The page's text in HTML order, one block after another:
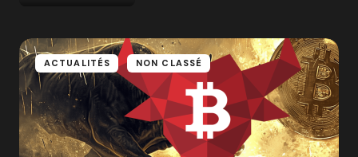
ACTUALITÉS NON CLASSÉ